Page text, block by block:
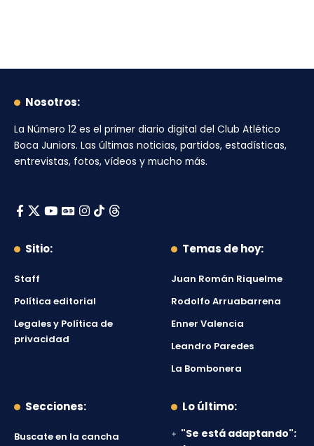
Nosotros:
La Número 12 es el primer diario digital del Club Atlético
Boca Juniors. Las últimas noticias, partidos, estadísticas,
entrevistas, fotos, vídeos y mucho más.
Sitio:
Staff
Política editorial
Legales y Política de
privacidad
Temas de hoy:
Juan Román Riquelme
Rodolfo Arruabarrena
Enner Valencia
Leandro Paredes
La Bombonera
Secciones:
Buscate en la cancha
Lo último:
"Se está adaptando":